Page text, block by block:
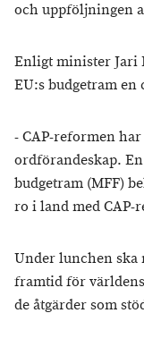
och uppföljningen
Enligt minister Jari
EU:s budgetram
- CAP-reformen
ordförandeskap.
budgetram (MFF)
ro i land med CAP-
Under lunchen
framtid för
de åtgärder som